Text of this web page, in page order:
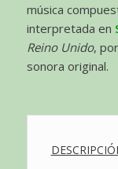
música
interpretada en
Reino Unido, por
sonora original.